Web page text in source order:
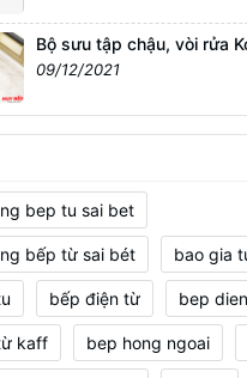
Bộ sưu tập chậu, vòi rửa
09/12/2021
bep tu sai bet
bếp từ sai bét bao gia
bếp điện từ bep
kaff bep hong ngoai